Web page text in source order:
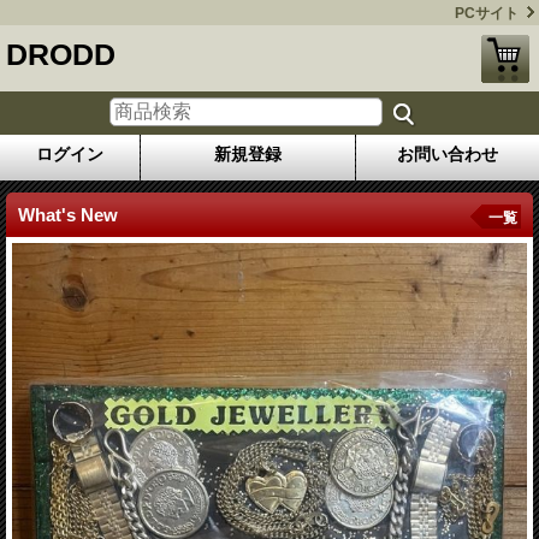
PCサイト
DRODD
ログイン 新規登録 お問い合わせ
What's New 一覧